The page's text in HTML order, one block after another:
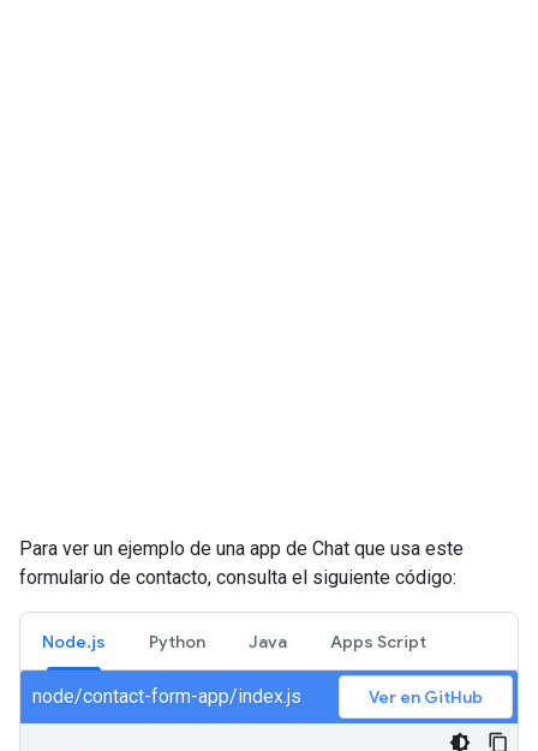
Para ver un ejemplo de una app de Chat que usa este
formulario de contacto, consulta el siguiente código:
Node.js Python Java Apps Script
node/contact-form-app/index.js Ver en GitHub